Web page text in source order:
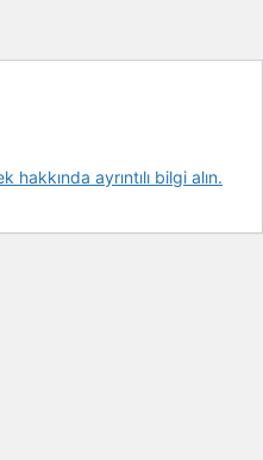
hakkında ayrıntılı bilgi alın.